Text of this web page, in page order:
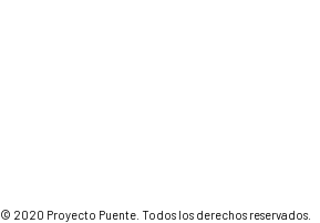
© 2020 Proyecto Puente. Todos los derechos reservados.